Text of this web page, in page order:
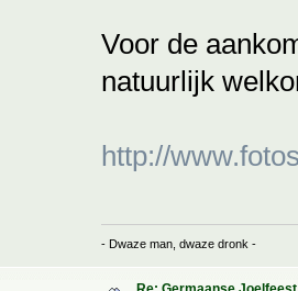
Voor de
natuurlijk
http://
- Dwaze man, dwaze dronk -